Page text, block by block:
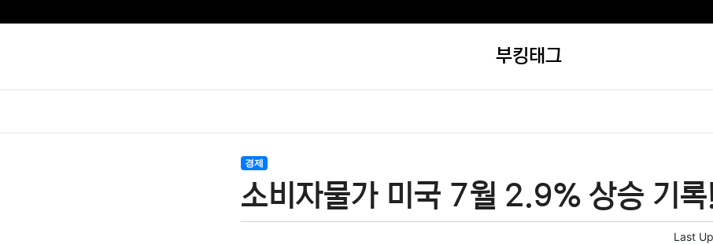
부킹태그
경제
소비자물가 미국 7월 2.9% 상승 기
Last